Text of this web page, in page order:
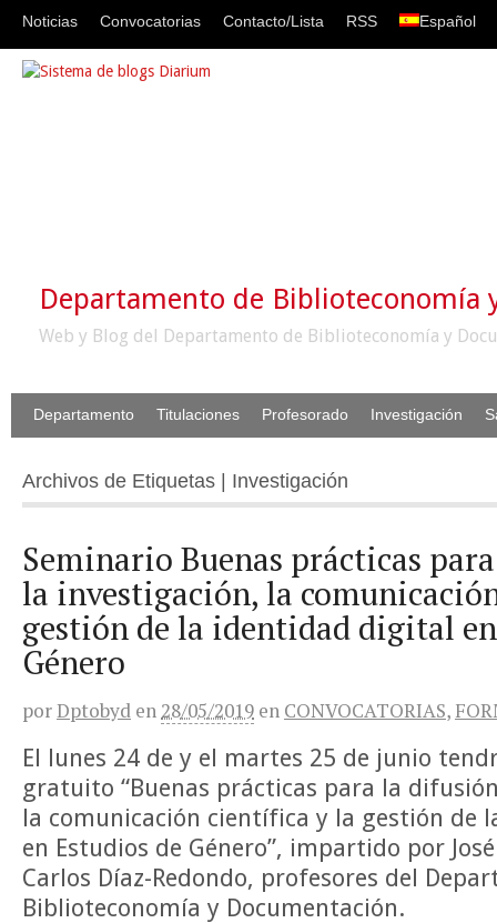
Noticias Convocatorias Contacto/Lista RSS Español
Departamento de Biblioteconomía
Web y Blog del Departamento de Biblioteconomía y
Departamento Titulaciones Profesorado Investigación
Archivos de Etiquetas | Investigación
Seminario Buenas prácticas
la investigación, la
gestión de la identidad digital
Género
porDptobyd en 28/05/2019 en CONVOCATORIAS,
El lunes 24 de y el martes 25 de junio
gratuito “Buenas prácticas para la
la comunicación científica y la gestión de
en Estudios de Género”, impartido por
Carlos Díaz-Redondo, profesores del
Biblioteconomía y Documentación.